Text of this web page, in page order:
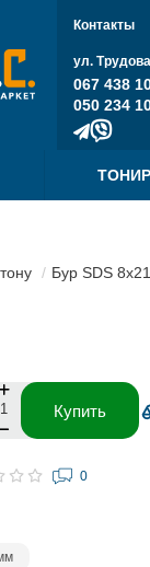
Контакты
ул.
067 438
050 234
Бур SDS
Купить
0